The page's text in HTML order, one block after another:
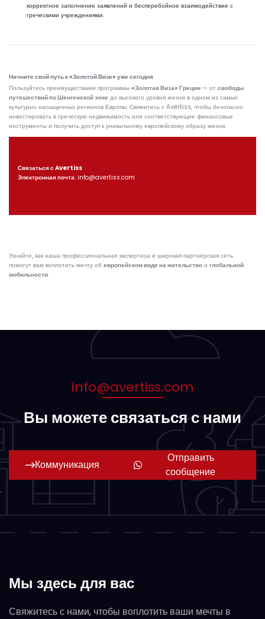
корректное заполнение заявлений и бесперебойное взаимодействие с
греческими учреждениями.
Начните свой путь к «Золотой Визе» уже сегодня
Пользуйтесь преимуществами программы «Золотая Виза» Греции — от свободы
путешествий по Шенгенской зоне до высокого уровня жизни в одном из самых
культурно насыщенных регионов Европы. Свяжитесь с Avertiss, чтобы безопасно
инвестировать в греческую недвижимость или соответствующие финансовые
инструменты и получить доступ к уникальному европейскому образу жизни.
Связаться с Avertiss
Электронная почта: info@avertiss.com
Узнайте, как наша профессиональная экспертиза и широкая партнёрская сеть
помогут вам воплотить мечту об европейском виде на жительство и глобальной
мобильности.
info@avertiss.com
Вы можете связаться с нами
Коммуникация
Отправить
сообщение
Мы здесь для вас
Свяжитесь с нами, чтобы воплотить ваши мечты в